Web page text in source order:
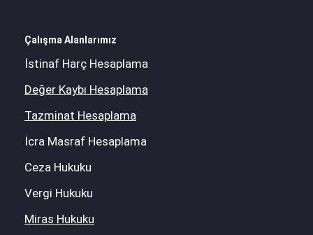
Çalışma Alanlarımız
İstinaf Harç Hesaplama
Değer Kaybı Hesaplama
Tazminat Hesaplama
İcra Masraf Hesaplama
Ceza Hukuku
Vergi Hukuku
Miras Hukuku